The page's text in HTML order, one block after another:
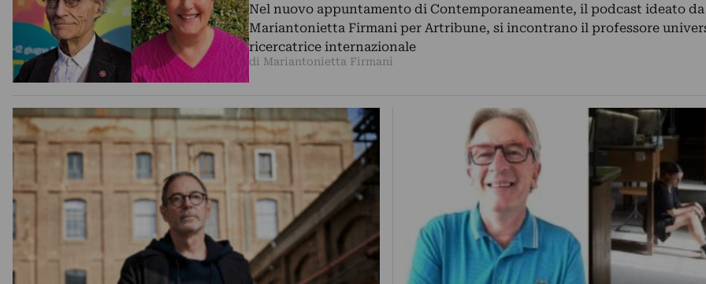
Nel nuovo appuntamento di Contemporaneamente, il podcast ideato da
Mariantonietta Firmani per Artribune, si incontrano il professore
ricercatrice internazionale
di Mariantonietta Firmani